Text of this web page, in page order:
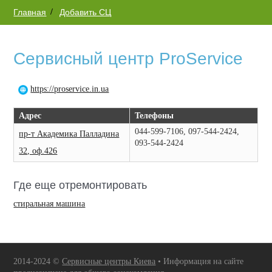
Главная Добавить СЦ
Сервисный центр ProService
https://proservice.in.ua
Адрес
Телефоны
пр-т Академика Палладина
32, оф.426
044-599-7106, 097-544-2424,
093-544-2424
Где еще отремонтировать
стиральная машина
2014-2024 ©Сервисные центры Киева • Информация на сайте